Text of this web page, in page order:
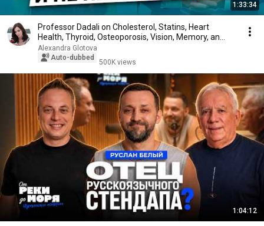
1:33:34
Professor Dadali on Cholesterol, Statins, Heart
Health, Thyroid, Osteoporosis, Vision, Memory, an...
Alexandra Glotova
Auto-dubbed
500K views
1:04:12